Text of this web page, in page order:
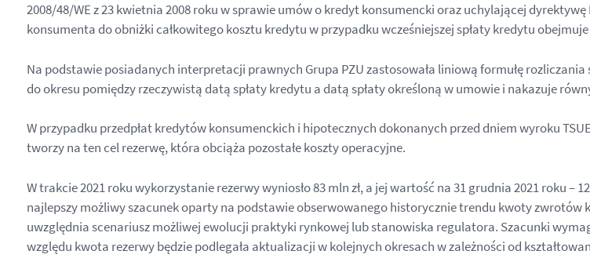
2008/48/WE z 23 kwietnia 2008 roku w sprawie umów o kredyt konsumencki oraz uchylającej
konsumenta do obniżki całkowitego kosztu kredytu w przypadku wcześniejszej spłaty kredytu
Na podstawie posiadanych interpretacji prawnych Grupa PZU zastosowała liniową formułę
do okresu pomiędzy rzeczywistą datą spłaty kredytu a datą spłaty określoną w umowie i nakazuje
W przypadku przedpłat kredytów konsumenckich i hipotecznych dokonanych przed dniem wyroku
tworzy na ten cel rezerwę, która obciąża pozostałe koszty operacyjne.
W trakcie 2021 roku wykorzystanie rezerwy wyniosło 83 mln zł, a jej wartość na 31 grudnia 2021 roku –
najlepszy możliwy szacunek oparty na podstawie obserwowanego historycznie trendu kwoty
uwzględnia scenariusz możliwej ewolucji praktyki rynkowej lub stanowiska regulatora. Szacunki
względu kwota rezerwy będzie podlegała aktualizacji w kolejnych okresach w zależności od